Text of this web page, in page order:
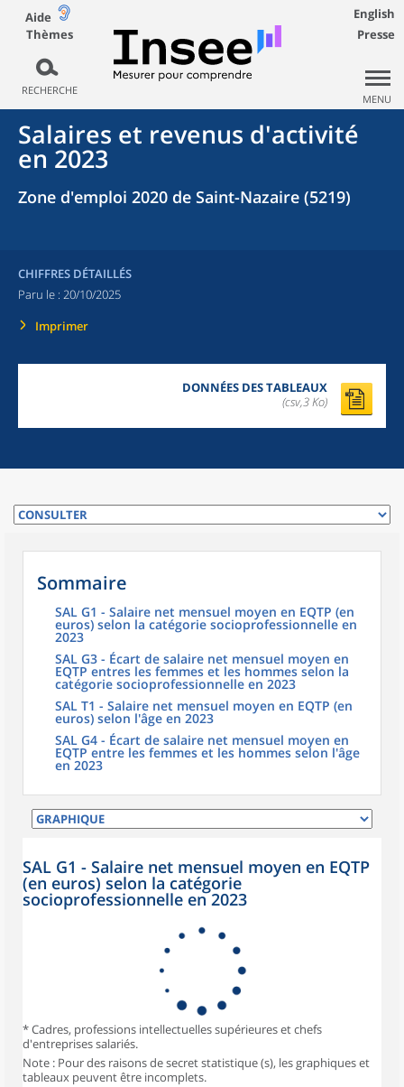
Aide
Thèmes
RECHERCHE
English
Presse
MENU
Salaires et revenus d'activité
en 2023
Zone d'emploi 2020 de Saint-Nazaire (5219)
CHIFFRES DÉTAILLÉS
Paru le : 20/10/2025
Imprimer
DONNÉES DES TABLEAUX
(csv,3 Ko)
Sommaire
SAL G1 - Salaire net mensuel moyen en EQTP (en
euros) selon la catégorie socioprofessionnelle en
2023
SAL G3 - Écart de salaire net mensuel moyen en
EQTP entres les femmes et les hommes selon la
catégorie socioprofessionnelle en 2023
SAL T1 - Salaire net mensuel moyen en EQTP (en
euros) selon l'âge en 2023
SAL G4 - Écart de salaire net mensuel moyen en
EQTP entre les femmes et les hommes selon l'âge
en 2023
SAL G1 - Salaire net mensuel moyen en EQTP
(en euros) selon la catégorie
socioprofessionnelle en 2023
* Cadres, professions intellectuelles supérieures et chefs
d'entreprises salariés.
Note : Pour des raisons de secret statistique (s), les graphiques et
tableaux peuvent être incomplets.